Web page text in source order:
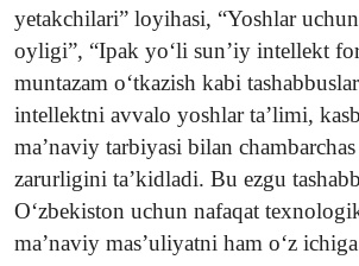
yetakchilari” loyihasi, “Yoshlar
oyligi”, “Ipak yo‘li sun’iy intellekt
muntazam o‘tkazish kabi
intellektni avvalo yoshlar ta’limi,
ma’naviy tarbiyasi bilan chambarchas
zarurligini ta’kidladi. Bu ezgu
O‘zbekiston uchun nafaqat
ma’naviy mas’uliyatni ham o‘z